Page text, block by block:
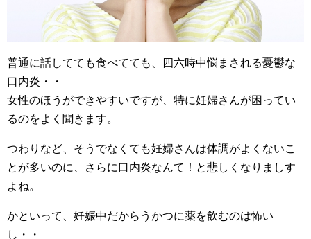
普通に話してても食べてても、四六時中悩まされる憂鬱な
口内炎・・
女性のほうができやすいですが、特に妊婦さんが困ってい
るのをよく聞きます。
つわりなど、そうでなくても妊婦さんは体調がよくないこ
とが多いのに、さらに口内炎なんて！と悲しくなりましす
よね。
かといって、妊娠中だからうかつに薬を飲むのは怖い
し・・